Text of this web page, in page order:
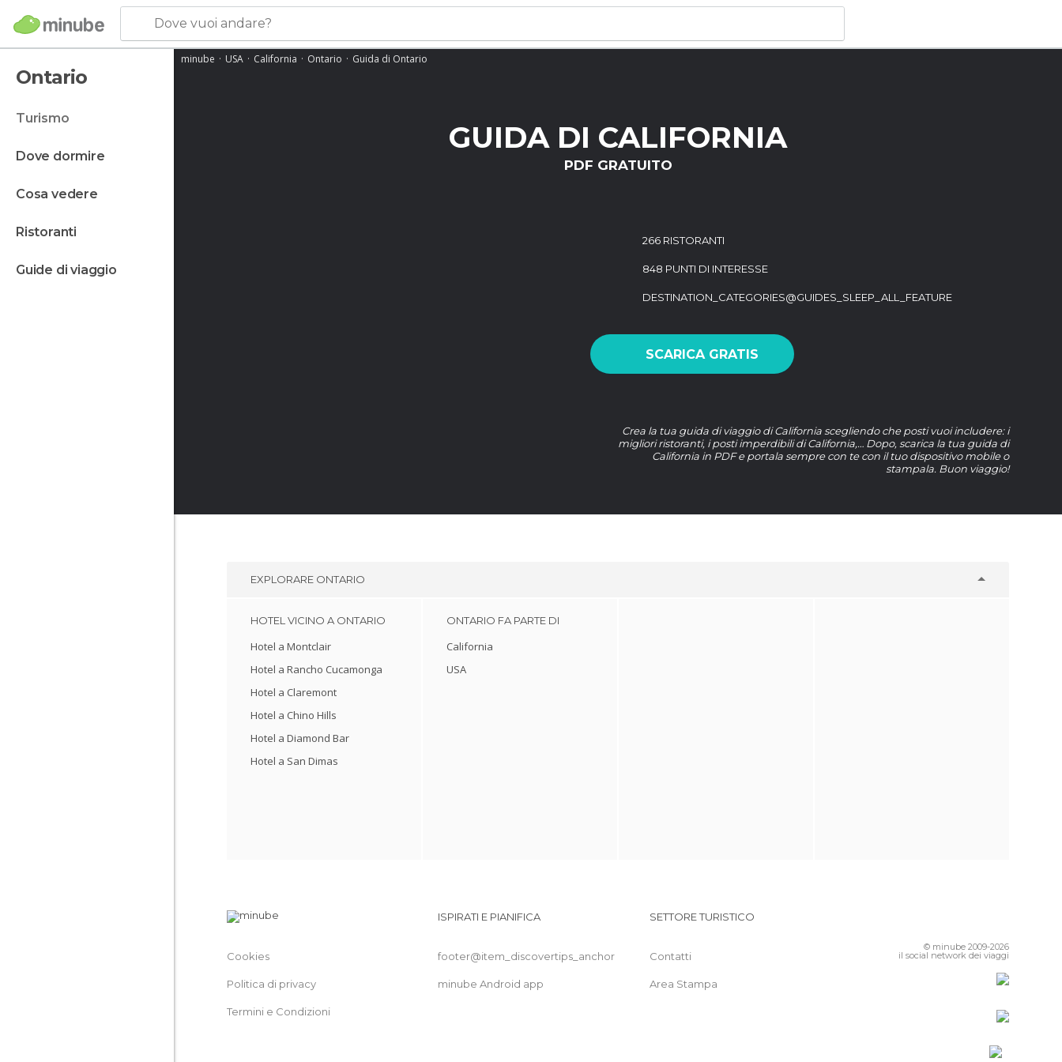
Dove vuoi andare?
Ontario
turismo
dove dormire
cosa vedere
ristoranti
guide di viaggio
minube USA California Ontario Guida di Ontario
GUIDA DI CALIFORNIA
PDF GRATUITO
266 RISTORANTI
848 PUNTI DI INTERESSE
DESTINATION_CATEGORIES@GUIDES_SLEEP_ALL_FEATURE
SCARICA GRATIS
Crea la tua guida di viaggio di California scegliendo che posti vuoi includere: i
migliori ristoranti, i posti imperdibili di California,… Dopo, scarica la tua guida di
California in PDF e portala sempre con te con il tuo dispositivo mobile o
stampala. Buon viaggio!
EXPLORARE ONTARIO
HOTEL VICINO A ONTARIO
Hotel a Montclair
Hotel a Rancho Cucamonga
Hotel a Claremont
Hotel a Chino Hills
Hotel a Diamond Bar
Hotel a San Dimas
ONTARIO FA PARTE DI
California
USA
Cookies
Politica di privacy
Termini e Condizioni
ISPIRATI E PIANIFICA
footer@item_discovertips_anchor
minube Android app
SETTORE TURISTICO
Contatti
Area Stampa
© minube 2009-2026
il social network dei viaggi